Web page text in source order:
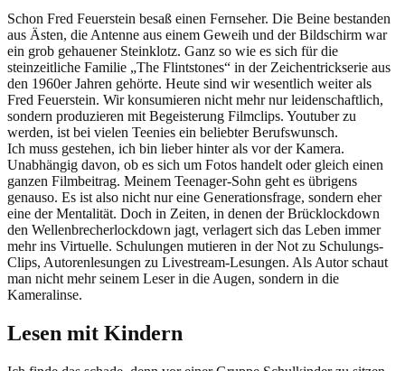
Schon Fred Feuerstein besaß einen Fernseher. Die Beine bestanden
aus Ästen, die Antenne aus einem Geweih und der Bildschirm war
ein grob gehauener Steinklotz. Ganz so wie es sich für die
steinzeitliche Familie „The Flintstones“ in der Zeichentrickserie aus
den 1960er Jahren gehörte. Heute sind wir wesentlich weiter als
Fred Feuerstein. Wir konsumieren nicht mehr nur leidenschaftlich,
sondern produzieren mit Begeisterung Filmclips. Youtuber zu
werden, ist bei vielen Teenies ein beliebter Berufswunsch.
Ich muss gestehen, ich bin lieber hinter als vor der Kamera.
Unabhängig davon, ob es sich um Fotos handelt oder gleich einen
ganzen Filmbeitrag. Meinem Teenager-Sohn geht es übrigens
genauso. Es ist also nicht nur eine Generationsfrage, sondern eher
eine der Mentalität. Doch in Zeiten, in denen der Brücklockdown
den Wellenbrecherlockdown jagt, verlagert sich das Leben immer
mehr ins Virtuelle. Schulungen mutieren in der Not zu Schulungs-
Clips, Autorenlesungen zu Livestream-Lesungen. Als Autor schaut
man nicht mehr seinem Leser in die Augen, sondern in die
Kameralinse.
Lesen mit Kindern